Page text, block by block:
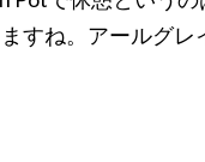
すね。アールグレ